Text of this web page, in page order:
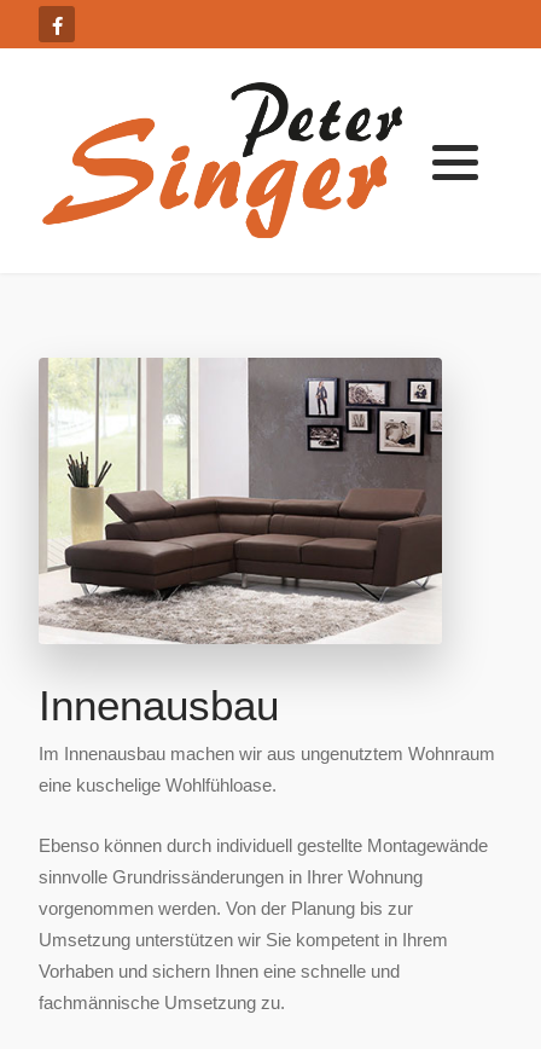
Innenausbau
Im Innenausbau machen wir aus ungenutztem Wohnraum
eine kuschelige Wohlfühloase.
Ebenso können durch individuell gestellte Montagewände
sinnvolle Grundrissänderungen in Ihrer Wohnung
vorgenommen werden. Von der Planung bis zur
Umsetzung unterstützen wir Sie kompetent in Ihrem
Vorhaben und sichern Ihnen eine schnelle und
fachmännische Umsetzung zu.
Innenausbau
Dämmung